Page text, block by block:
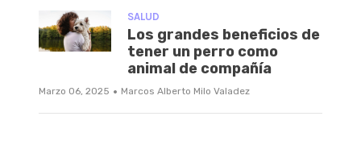
SALUD
Los grandes beneficios de
tener un perro como
animal de compañía
Marzo 06, 2025 · Marcos Alberto Milo Valadez